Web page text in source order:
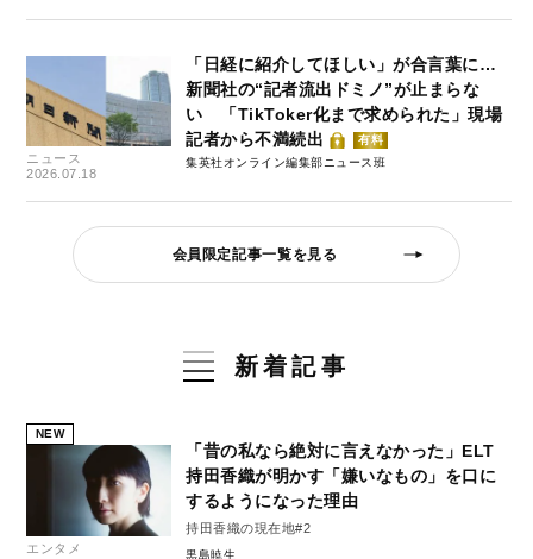
ニュース
2026.07.18
「日経に紹介してほしい」が合言葉に…
新聞社の“記者流出ドミノ”が止まらな
い 「TikToker化まで求められた」現場
記者から不満続出
有料
集英社オンライン編集部ニュース班
会員限定記事一覧を見る
新着記事
NEW
エンタメ
「昔の私なら絶対に言えなかった」ELT
持田香織が明かす「嫌いなもの」を口に
するようになった理由
持田香織の現在地#2
黒島暁生